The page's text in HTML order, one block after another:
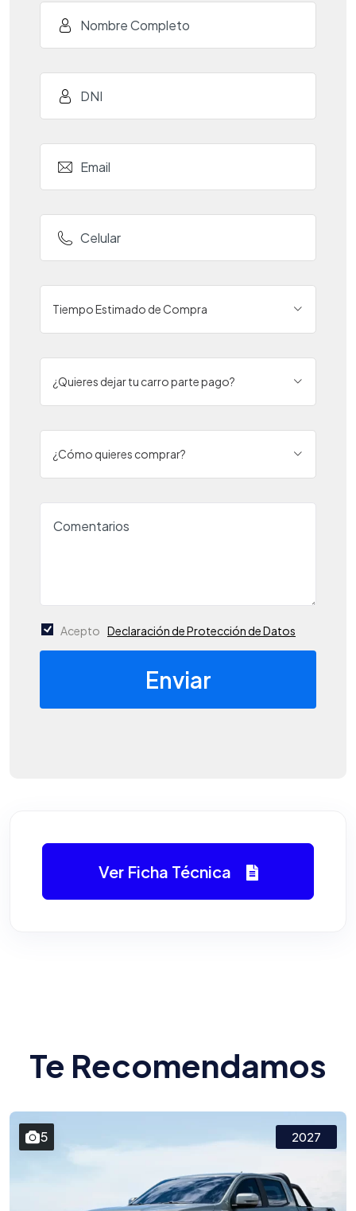
Tiempo Estimado de Compra
¿Quieres dejar tu carro parte pago?
¿Cómo quieres comprar?
Acepto Declaración de Protección de Datos
Enviar
Ver Ficha Técnica
Te Recomendamos
5 2027